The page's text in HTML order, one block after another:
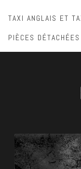
TAXI ANGLAIS ET
PIÈCES DÉTACHÉES